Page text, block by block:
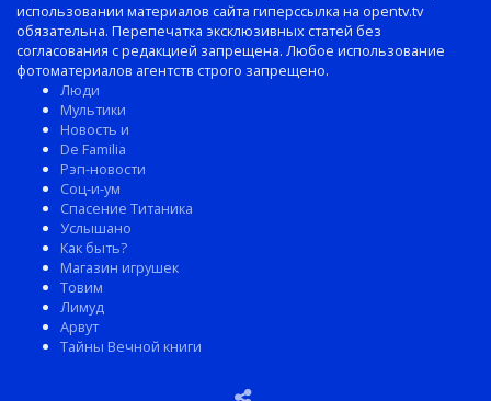
использовании материалов сайта гиперссылка на opentv.tv
обязательна. Перепечатка эксклюзивных статей без
согласования с редакцией запрещена. Любое использование
фотоматериалов агентств строго запрещено.
Люди
Мультики
Новость и
De Familia
Рэп-новости
Соц-и-ум
Спасение Титаника
Услышано
Как быть?
Магазин игрушек
Товим
Лимуд
Арвут
Тайны Вечной книги